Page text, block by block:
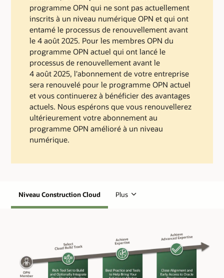
programme OPN qui ne sont pas actuellement
inscrits à un niveau numérique OPN et qui ont
entamé le processus de renouvellement avant
le 4 août 2025. Pour les membres OPN du
programme OPN actuel qui ont lancé le
processus de renouvellement avant le
4 août 2025, l'abonnement de votre entreprise
sera renouvelé pour le programme OPN actuel
et vous continuerez à bénéficier des avantages
actuels. Nous espérons que vous renouvellerez
ultérieurement votre abonnement au
programme OPN amélioré à un niveau
numérique.
Niveau Construction Cloud Plus